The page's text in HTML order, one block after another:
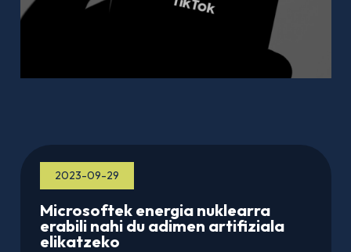
2023-09-29
Microsoftek energia nuklearra
erabili nahi du adimen artifiziala
elikatzeko